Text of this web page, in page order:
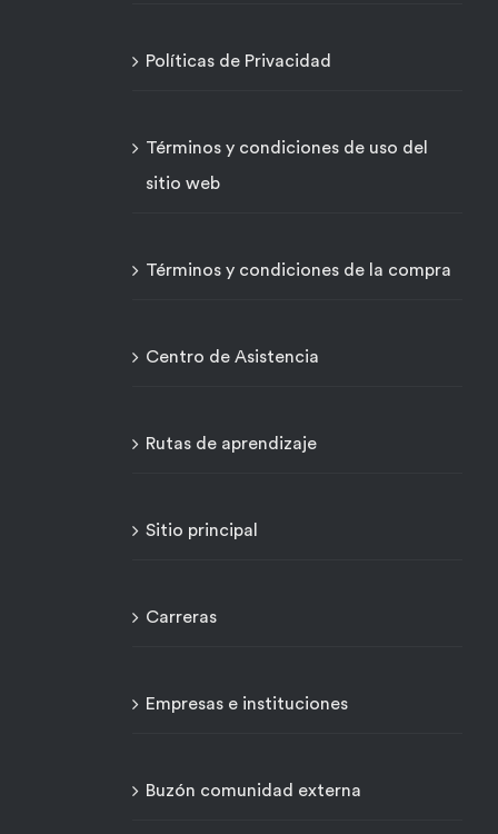
Políticas de Privacidad
Términos y condiciones de uso del
sitio web
Términos y condiciones de la compra
Centro de Asistencia
Rutas de aprendizaje
Sitio principal
Carreras
Empresas e instituciones
Buzón comunidad externa